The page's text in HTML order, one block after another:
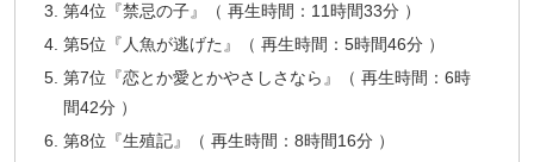
第4位『禁忌の子』（ 再生時間：11時間33分 ）
第5位『人魚が逃げた』（ 再生時間：5時間46分 ）
第7位『恋とか愛とかやさしさなら』（ 再生時間：6時
間42分 ）
第8位『生殖記』（ 再生時間：8時間16分 ）